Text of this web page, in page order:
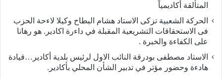
المتألقة أكاديمياً
الحركة الشعبية تزكى الاستاد هشام البطاح وكيلا لاءحة الحزب
فى الاستحقاقات التشريعية المقبلة في داءرة اكادير. هو رهانا
على الكفاءة والخبرة .
الاستاد مصطفى بودرقة النائب الاول لرئيس بلدية أكادير…قيادة
هادءة وحضور مؤتر في تدبير الشأن المحلي بأكادير.